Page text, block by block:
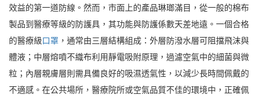
效益的第一道防線。然而，市面上的產品琳瑯滿目，從一般的棉布
製品到醫療等級的防護具，其功能與防護係數天差地遠。一個合格
的醫療級口罩 ，通常由三層結構組成：外層防潑水層可阻擋飛沫與
體液；中層熔噴不織布利用靜電吸附原理，過濾空氣中的細菌與微
粒；內層親膚層則需具備良好的吸濕透氣性，以減少長時間佩戴的
不適感。在公共場所，醫療院所或空氣品質不佳的環境中，正確佩